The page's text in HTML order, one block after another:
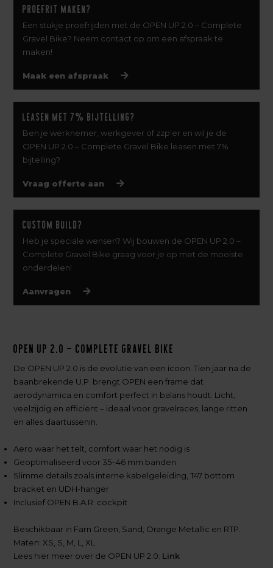
Proefrit maken?
Een stukje proefrijden met de OPEN UP 2.0 – Complete
Gravel Bike? Neem contact op om een afspraak te
maken!
Maak een afspraak
Leasen met 7% bijtelling?
Ben je werknemer, werkgever of zzp'er en wil je de
OPEN UP 2.0 – Complete Gravel Bike leasen met 7%
bijtelling?
Vraag offerte aan
Custom build?
Heb je speciale wensen? Wij bouwen de OPEN UP 2.0 –
Complete Gravel Bike graag voor je op met de mooiste
onderdelen!
Aanvragen
OPEN UP 2.0 – Complete Gravel Bike
De OPEN UP 2.0 is de evolutie van een icoon. Tien jaar na de
baanbrekende U.P. brengt OPEN een frame dat
aerodynamica en comfort perfect in balans houdt. Licht,
veelzijdig en efficiënt – ideaal voor gravelraces, lange ritten
en alles daartussenin.
Aero waar het telt, comfort waar het nodig is
Geoptimaliseerd voor 35–46 mm banden
Slimme details zoals interne kabelgeleiding, T47 bottom
bracket en UDH-hanger
Inclusief OPEN B.A.R. cockpit
Beschikbaar in Farn Green, Sand, Orange Metallic en RTP.
Maten: XS, S, M, L, XL
Lees hier meer over de OPEN UP 2.0: Link